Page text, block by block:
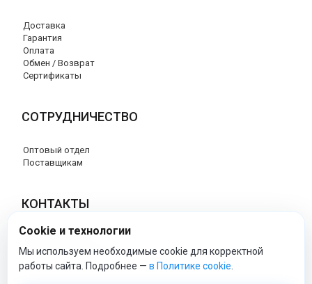
Доставка
Гарантия
Оплата
Обмен / Возврат
Сертификаты
СОТРУДНИЧЕСТВО
Оптовый отдел
Поставщикам
КОНТАКТЫ
8 (800) 707-76-34
info@esspero-market.ru
Cookie и технологии
Мы используем необходимые cookie для корректной
работы сайта. Подробнее — в Политике cookie